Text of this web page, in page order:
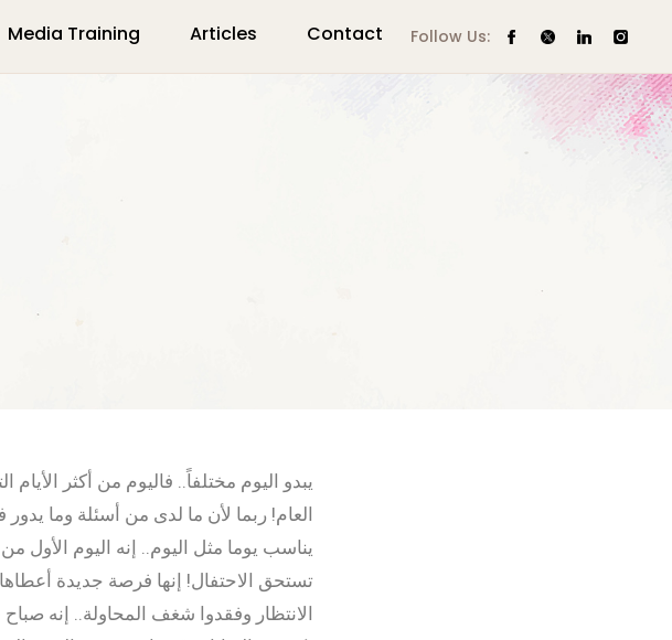
Media Training Articles Contact Follow Us:
يبدو اليوم مختلفاً.. فاليوم من أكثر الأيام
العام! ربما لأن ما لدى من أسئلة وما
يناسب يوما مثل اليوم.. إنه اليوم الأول
تستحق الاحتفال! إنها فرصة جديدة أعطاها
الانتظار وفقدوا شغف المحاولة.. إنه